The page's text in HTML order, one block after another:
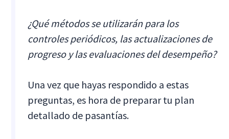
¿Qué métodos se utilizarán para los
controles periódicos, las actualizaciones de
progreso y las evaluaciones del desempeño?
Una vez que hayas respondido a estas
preguntas, es hora de preparar tu plan
detallado de pasantías.